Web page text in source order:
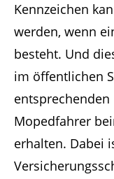
Kennzeichen
werden, wenn
besteht. Und
im öffentlichen
entsprechenden
Mopedfahrer
erhalten. Dabei